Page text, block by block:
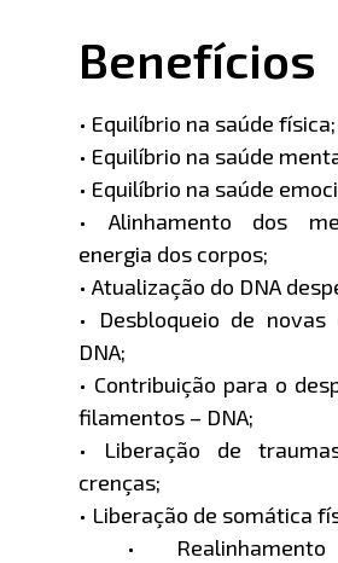
Benefícios
• Equilíbrio na saúde física;
• Equilíbrio na saúde
• Equilíbrio na saúde
• Alinhamento dos
energia dos corpos;
• Atualização do DNA
• Desbloqueio de novas
DNA;
• Contribuição para o
filamentos – DNA;
• Liberação de
crenças;
• Liberação de somática
•